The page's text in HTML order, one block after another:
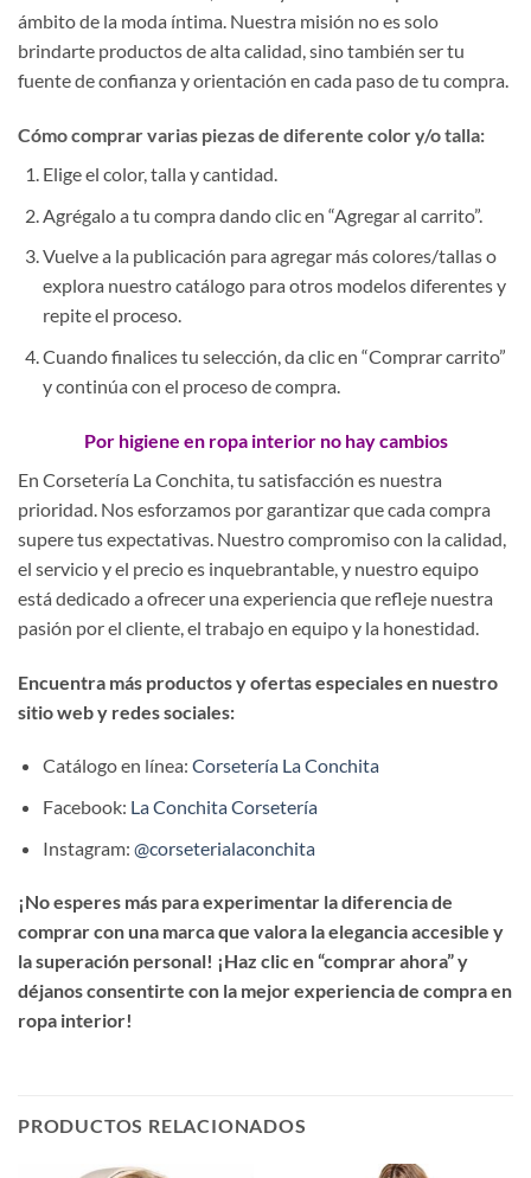
ámbito de la moda íntima. Nuestra misión no es solo
brindarte productos de alta calidad, sino también ser tu
fuente de confianza y orientación en cada paso de tu compra.
Cómo comprar varias piezas de diferente color y/o talla:
Elige el color, talla y cantidad.
Agrégalo a tu compra dando clic en “Agregar al carrito”.
Vuelve a la publicación para agregar más colores/tallas o
explora nuestro catálogo para otros modelos diferentes y
repite el proceso.
Cuando finalices tu selección, da clic en “Comprar carrito”
y continúa con el proceso de compra.
Por higiene en ropa interior no hay cambios
En Corsetería La Conchita, tu satisfacción es nuestra
prioridad. Nos esforzamos por garantizar que cada compra
supere tus expectativas. Nuestro compromiso con la calidad,
el servicio y el precio es inquebrantable, y nuestro equipo
está dedicado a ofrecer una experiencia que refleje nuestra
pasión por el cliente, el trabajo en equipo y la honestidad.
Encuentra más productos y ofertas especiales en nuestro
sitio web y redes sociales:
Catálogo en línea: Corsetería La Conchita
Facebook: La Conchita Corsetería
Instagram: @corseterialaconchita
¡No esperes más para experimentar la diferencia de
comprar con una marca que valora la elegancia accesible y
la superación personal! ¡Haz clic en “comprar ahora” y
déjanos consentirte con la mejor experiencia de compra en
ropa interior!
PRODUCTOS RELACIONADOS